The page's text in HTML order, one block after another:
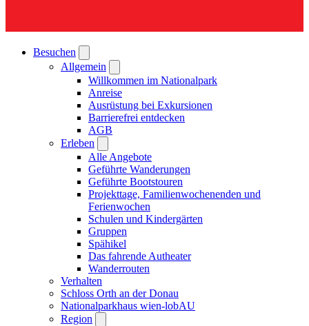
Besuchen
Allgemein
Willkommen im Nationalpark
Anreise
Ausrüstung bei Exkursionen
Barrierefrei entdecken
AGB
Erleben
Alle Angebote
Geführte Wanderungen
Geführte Bootstouren
Projekttage, Familienwochenenden und
Ferienwochen
Schulen und Kindergärten
Gruppen
Spähikel
Das fahrende Autheater
Wanderrouten
Verhalten
Schloss Orth an der Donau
Nationalparkhaus wien-lobAU
Region